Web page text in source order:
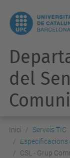
del
Inici Serveis TIC
Especificacions
CSL - Grup